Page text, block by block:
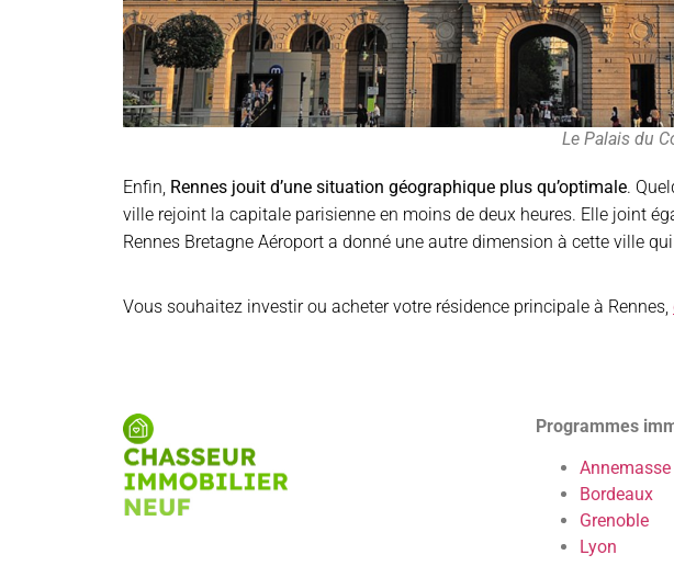
Le Palais du
Enfin, Rennes jouit d’une situation géographique plus qu’optimale.
ville rejoint la capitale parisienne en moins de deux heures. Elle joint
Rennes Bretagne Aéroport a donné une autre dimension à cette ville
Vous souhaitez investir ou acheter votre résidence principale à Rennes,
Programmes
Annemasse
Bordeaux
Grenoble
Lyon